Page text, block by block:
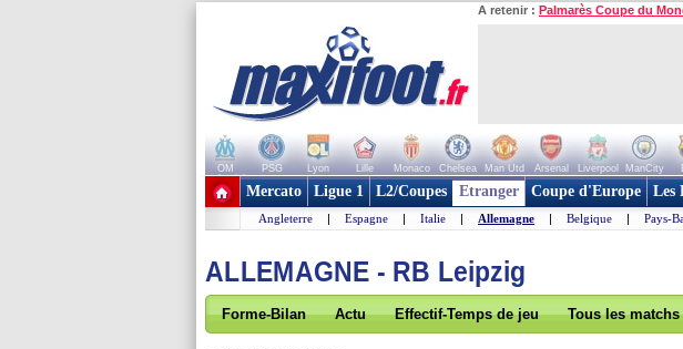
A retenir : Palmarès Coupe du
OM PSG Lyon Lille Monaco Chelsea Man Utd Arsenal Liverpool ManCity
+ de clubs
Mercato Ligue 1 L2/Coupes Etranger Coupe d'Europe Les
Angleterre | Espagne | Italie | Allemagne | Belgique | Pays-
ALLEMAGNE - RB Leipzig
Forme-Bilan Actu Effectif-Temps de jeu Tous les matchs